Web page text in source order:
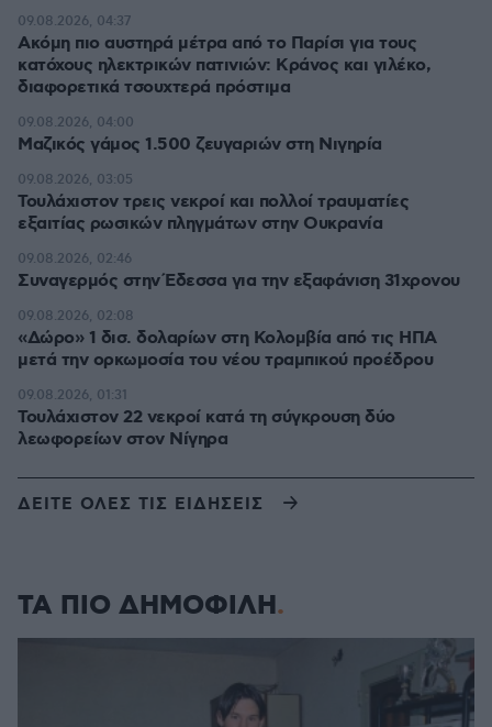
Ακόμη πιο αυστηρά μέτρα από το Παρίσι για τους
κατόχους ηλεκτρικών πατινιών: Κράνος και γιλέκο,
διαφορετικά τσουχτερά πρόστιμα
09.08.2026, 04:37
Μαζικός γάμος 1.500 ζευγαριών στη Νιγηρία
09.08.2026, 04:00
Τουλάχιστον τρεις νεκροί και πολλοί τραυματίες
εξαιτίας ρωσικών πληγμάτων στην Ουκρανία
09.08.2026, 03:05
Συναγερμός στην Έδεσσα για την εξαφάνιση 31χρονου
09.08.2026, 02:46
«Δώρο» 1 δισ. δολαρίων στη Κολομβία από τις ΗΠΑ
μετά την ορκωμοσία του νέου τραμπικού προέδρου
09.08.2026, 02:08
Τουλάχιστον 22 νεκροί κατά τη σύγκρουση δύο
λεωφορείων στον Νίγηρα
09.08.2026, 01:31
ΔΕΙΤΕ ΟΛΕΣ ΤΙΣ ΕΙΔΗΣΕΙΣ
ΤΑ ΠΙΟ ΔΗΜΟΦΙΛΗ